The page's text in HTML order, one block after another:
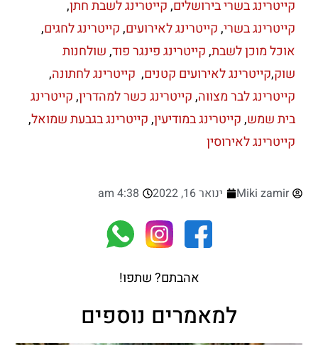
קייטרינג בשרי בירושלים,קייטרינג לשבת חתן,
קייטרינג בשרי,קייטרינג לאירועים,קייטרינג לחגים,
אוכל מוכן לשבת,קייטרינג פינגר פוד,שולחנות
שוק,קייטרינג לאירועים קטנים, קייטרינג לחתונה,
קייטרינג לבר מצווה,קייטרינג כשר למהדרין,קייטרינג
בית שמש,קייטרינג במודיעין,קייטרינג בגבעת שמואל,
קייטרינג לאירוסין
Miki zamir ינואר 16, 2022 4:38 am
אהבתם? שתפו!
למאמרים נוספים